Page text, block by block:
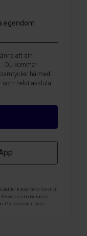
att din
. Du kommer
härmed
som helst avsluta
del tratamiento: Gestión
Servicios inmobiliarios,
Por consentimiento,